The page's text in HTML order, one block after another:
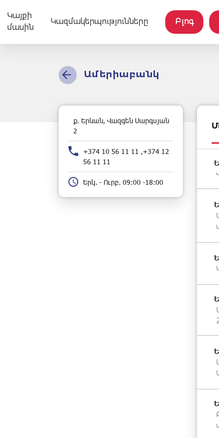
Կայքի
մասին
Կազմակերպությունները Բլոգ
Ամերիաբանկ
ք. Երևան, Վազգեն Սարգսյան
2
+374 10 56 11 11 ,+374 12
56 11 11
Երկ. - Ուրբ. 09:00 -18:00